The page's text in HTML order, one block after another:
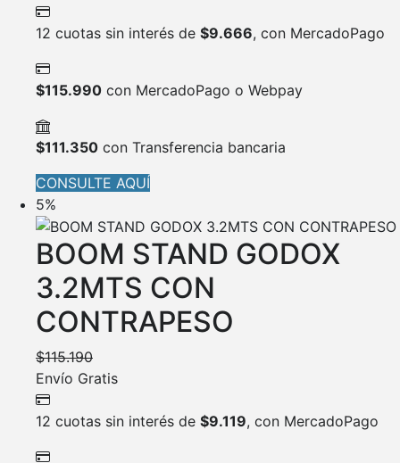
12 cuotas sin interés de $9.666, con MercadoPago
$115.990 con MercadoPago o Webpay
$111.350 con Transferencia bancaria
CONSULTE AQUÍ
5%
BOOM STAND GODOX
3.2MTS CON
CONTRAPESO
$115.190
Envío Gratis
12 cuotas sin interés de $9.119, con MercadoPago